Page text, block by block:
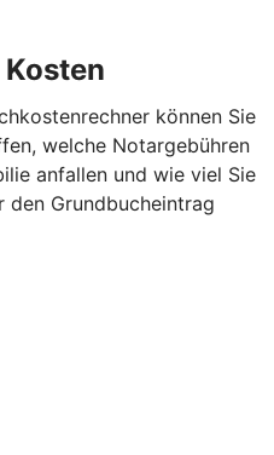
können Sie
welche Notargebühren
anfallen und wie viel Sie
den Grundbucheintrag